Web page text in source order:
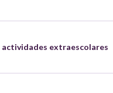
actividades extraescolares